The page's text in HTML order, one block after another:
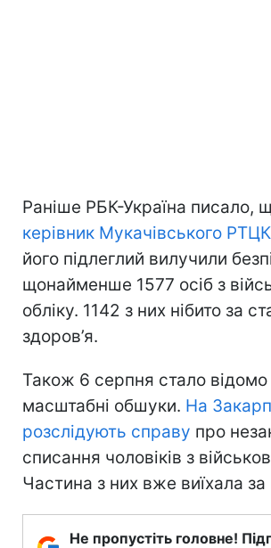
Раніше РБК-Україна писало,
керівник Мукачівського РТЦК
його підлеглий вилучили
щонайменше 1577 осіб з
обліку. 1142 з них нібито за
здоров’я.
Також 6 серпня стало
масштабні обшуки. На
розслідують справу про
списання чоловіків з
Частина з них вже виїхала
Не пропустіть головне!